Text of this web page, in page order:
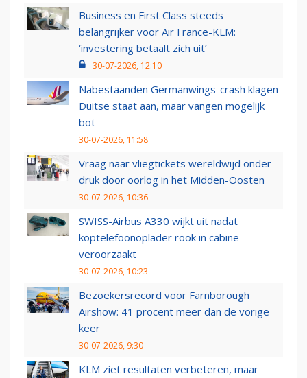
Business en First Class steeds
belangrijker voor Air France-KLM:
‘investering betaalt zich uit’
30-07-2026, 12:10
Nabestaanden Germanwings-crash klagen
Duitse staat aan, maar vangen mogelijk
bot
30-07-2026, 11:58
Vraag naar vliegtickets wereldwijd onder
druk door oorlog in het Midden-Oosten
30-07-2026, 10:36
SWISS-Airbus A330 wijkt uit nadat
koptelefoonoplader rook in cabine
veroorzaakt
30-07-2026, 10:23
Bezoekersrecord voor Farnborough
Airshow: 41 procent meer dan de vorige
keer
30-07-2026, 9:30
KLM ziet resultaten verbeteren, maar